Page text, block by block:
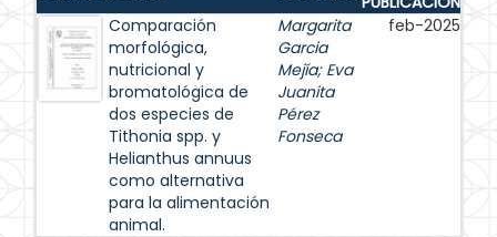
Comparación
morfológica,
nutricional y
bromatológica de
dos especies de
Tithonia spp. y
Helianthus annuus
como alternativa
para la alimentación
animal.
Margarita
Garcia
Mejía; Eva
Juanita
Pérez
Fonseca
feb-2025